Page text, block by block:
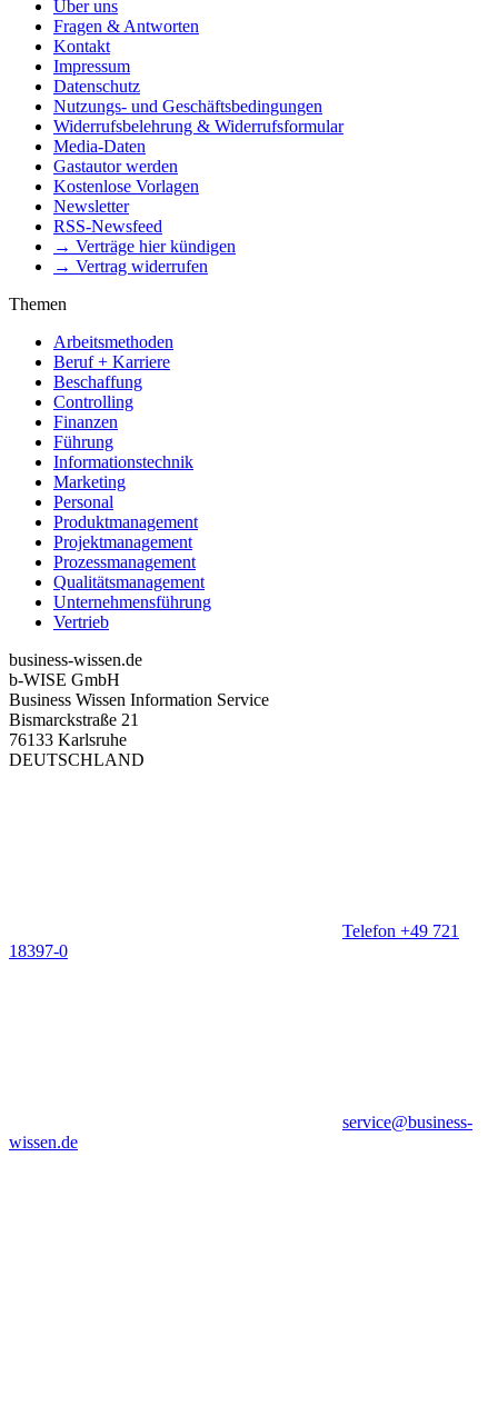
Über uns
Fragen & Antworten
Kontakt
Impressum
Datenschutz
Nutzungs- und Geschäftsbedingungen
Widerrufsbelehrung & Widerrufsformular
Media-Daten
Gastautor werden
Kostenlose Vorlagen
Newsletter
RSS-Newsfeed
→ Verträge hier kündigen
→ Vertrag widerrufen
Themen
Arbeitsmethoden
Beruf + Karriere
Beschaffung
Controlling
Finanzen
Führung
Informationstechnik
Marketing
Personal
Produktmanagement
Projektmanagement
Prozessmanagement
Qualitätsmanagement
Unternehmensführung
Vertrieb
business-wissen.de
b-WISE GmbH
Business Wissen Information Service
Bismarckstraße 21
76133 Karlsruhe
DEUTSCHLAND
Telefon +49 721
18397-0
service@business-
wissen.de